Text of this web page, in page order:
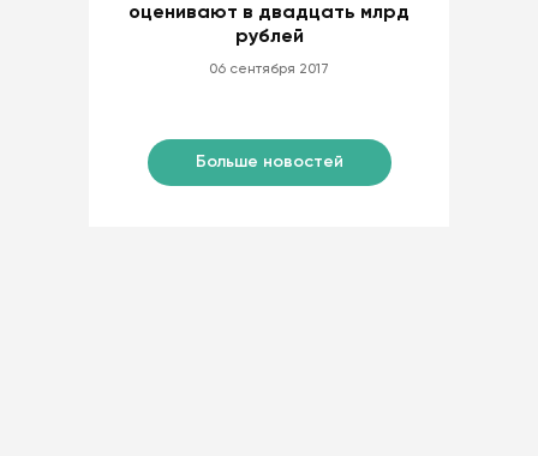
оценивают в двадцать млрд
рублей
06 сентября 2017
Больше новостей